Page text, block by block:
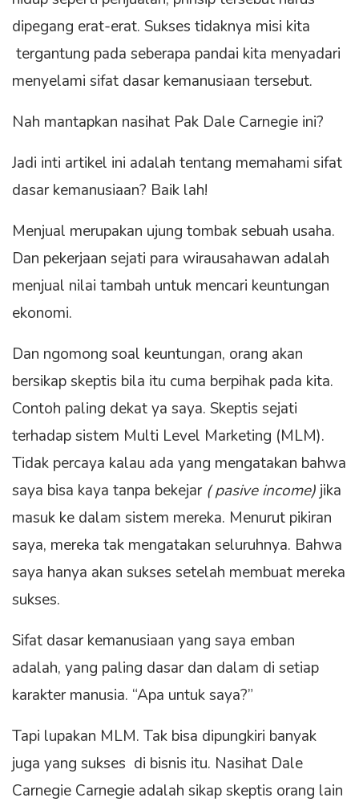
dipegang erat-erat. Sukses tidaknya misi kita
tergantung pada seberapa pandai kita menyadari
menyelami sifat dasar kemanusiaan tersebut.
Nah mantapkan nasihat Pak Dale Carnegie ini?
Jadi inti artikel ini adalah tentang memahami sifat
dasar kemanusiaan? Baik lah!
Menjual merupakan ujung tombak sebuah usaha.
Dan pekerjaan sejati para wirausahawan adalah
menjual nilai tambah untuk mencari keuntungan
ekonomi.
Dan ngomong soal keuntungan, orang akan
bersikap skeptis bila itu cuma berpihak pada kita.
Contoh paling dekat ya saya. Skeptis sejati
terhadap sistem Multi Level Marketing (MLM).
Tidak percaya kalau ada yang mengatakan bahwa
saya bisa kaya tanpa bekejar ( pasive income) jika
masuk ke dalam sistem mereka. Menurut pikiran
saya, mereka tak mengatakan seluruhnya. Bahwa
saya hanya akan sukses setelah membuat mereka
sukses.
Sifat dasar kemanusiaan yang saya emban
adalah, yang paling dasar dan dalam di setiap
karakter manusia. “Apa untuk saya?”
Tapi lupakan MLM. Tak bisa dipungkiri banyak
juga yang sukses di bisnis itu. Nasihat Dale
Carnegie Carnegie adalah sikap skeptis orang lain